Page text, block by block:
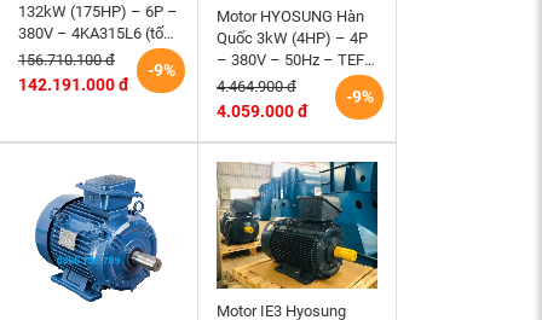
132kW (175HP) – 6P –
380V – 4KA315L6 (tốc
độ 990 ~1000RPM)
HEM VIHEM (Việt
Hung) điện cơ Hà Nội
-9%
156.710.100 đ
142.191.000 đ
Motor HYOSUNG Hàn
Quốc 3kW (4HP) – 4P
– 380V – 50Hz – TEFC
– 100L – B3 (tốc độ
1500 r/min)
-9%
4.464.900 đ
4.059.000 đ
Motor IE3 Hyosung